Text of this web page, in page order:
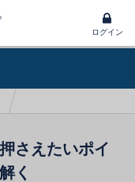
ログイン
さえたいポイ
く